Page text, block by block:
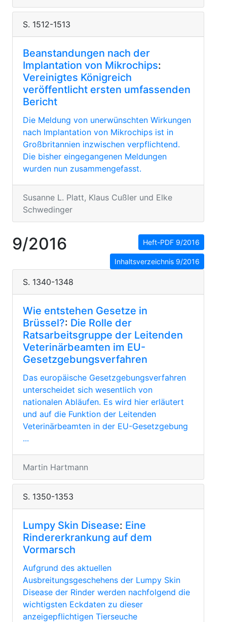
S. 1512-1513
Beanstandungen nach der
Implantation von Mikrochips:
Vereinigtes Königreich
veröffentlicht ersten umfassenden
Bericht
Die Meldung von unerwünschten Wirkungen
nach Implantation von Mikrochips ist in
Großbritannien inzwischen verpflichtend.
Die bisher eingegangenen Meldungen
wurden nun zusammengefasst.
Susanne L. Platt, Klaus Cußler und Elke
Schwedinger
9/2016 Heft-PDF 9/2016
Inhaltsverzeichnis 9/2016
S. 1340-1348
Wie entstehen Gesetze in
Brüssel?: Die Rolle der
Ratsarbeitsgruppe der Leitenden
Veterinärbeamten im EU-
Gesetzgebungsverfahren
Das europäische Gesetzgebungsverfahren
unterscheidet sich wesentlich von
nationalen Abläufen. Es wird hier erläutert
und auf die Funktion der Leitenden
Veterinärbeamten in der EU-Gesetzgebung
...
Martin Hartmann
S. 1350-1353
Lumpy Skin Disease: Eine
Rindererkrankung auf dem
Vormarsch
Aufgrund des aktuellen
Ausbreitungsgeschehens der Lumpy Skin
Disease der Rinder werden nachfolgend die
wichtigsten Eckdaten zu dieser
anzeigepflichtigen Tierseuche